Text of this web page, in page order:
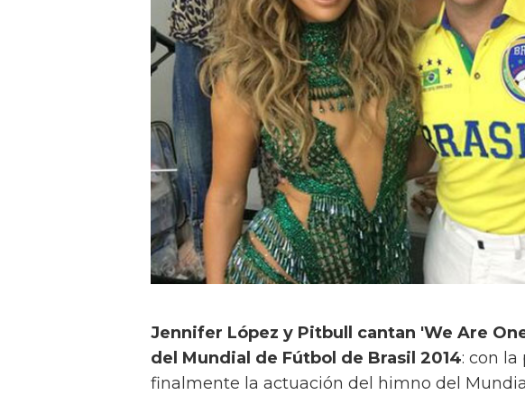
Jennifer López y Pitbull cantan 'We Are
del Mundial de Fútbol de Brasil 2014: con la
finalmente la actuación del himno del